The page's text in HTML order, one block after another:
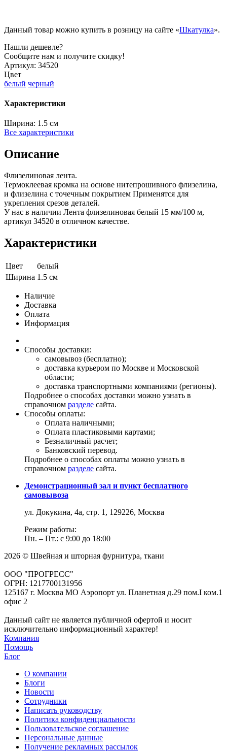
Данный товар можно купить в розницу на сайте «Шкатулка».
Нашли дешевле?
Сообщите нам и получите скидку!
Артикул: 34520
Цвет
белый черный
Характеристики
Ширина: 1.5 см
Все характеристики
Описание
Флизелиновая лента.
Термоклеевая кромка на основе нитепрошивного флизелина,
и флизелина с точечным покрытием Применятся для
укрепления срезов деталей.
У нас в наличии Лента флизелиновая белый 15 мм/100 м,
артикул 34520 в отличном качестве.
Характеристики
Цвет
белый
Ширина 1.5 см
Наличие
Доставка
Оплата
Информация
Способы доставки:
самовывоз (бесплатно);
доставка курьером по Москве и Московской
области;
доставка транспортными компаниями (регионы).
Подробнее о способах доставки можно узнать в
справочном разделе сайта.
Способы оплаты:
Оплата наличными;
Оплата пластиковыми картами;
Безналичный расчет;
Банковский перевод.
Подробнее о способах оплаты можно узнать в
справочном разделе сайта.
Демонстрационный зал и пункт бесплатного
самовывоза
ул. Докукина, 4а, стр. 1, 129226, Москва
Режим работы:
Пн. – Пт.: с 9:00 до 18:00
2026 © Швейная и шторная фурнитура, ткани
ООО "ПРОГРЕСС"
ОГРН: 1217700131956
125167 г. Москва МО Аэропорт ул. Планетная д.29 пом.I ком.1
офис 2
Данный сайт не является публичной офертой и носит
исключительно информационный характер!
Компания
Помощь
Блог
О компании
Блоги
Новости
Сотрудники
Написать руководству
Политика конфиденциальности
Пользовательское соглашение
Персональные данные
Получение рекламных рассылок